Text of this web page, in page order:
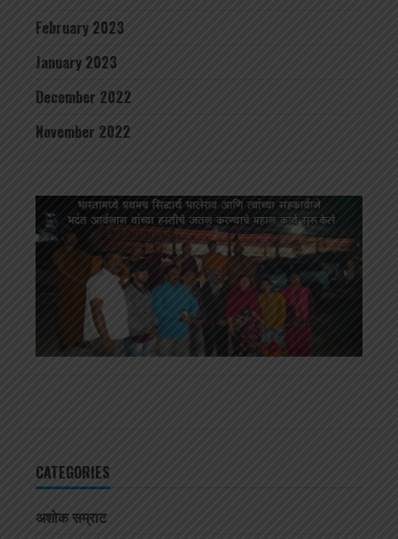
February 2023
January 2023
December 2022
November 2022
CATEGORIES
अशोक सम्राट